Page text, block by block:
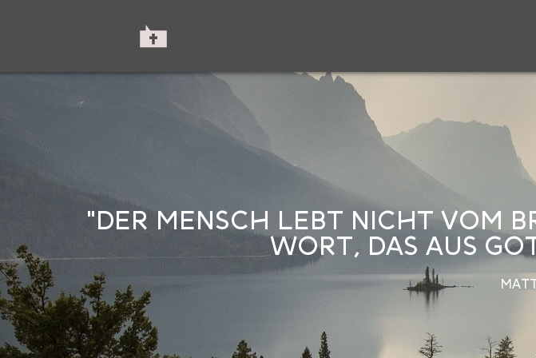
"DER MENSCH LEBT NICHT VOM
WORT, DAS AUS